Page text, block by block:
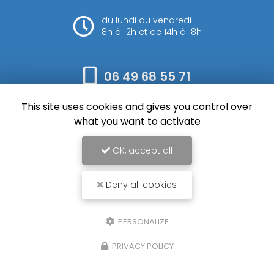
du lundi au vendredi
8h à 12h et de 14h à 18h
06 49 68 55 71
Envoyez votre message
SFM Rieu, Entreprise de terrassement et assainissement à Auch
Mentions légales
Liens utiles
Demande de Devis
This site uses cookies and gives you control over
what you want to activate
OK, accept all
Deny all cookies
PERSONALIZE
PRIVACY POLICY